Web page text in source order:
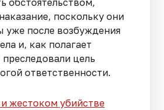
поскольку они
уже после возбуждения
и, как полагает
цель
ответственности.
жестоком убийстве